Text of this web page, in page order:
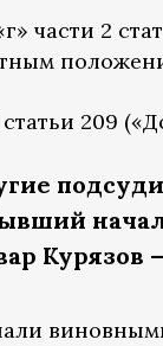
части 2
статьи 209
Курязов